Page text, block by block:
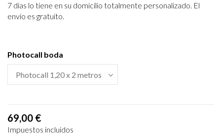
7 días lo tiene en su domicilio totalmente personalizado. El
envío es gratuito.
Photocall boda
69,00 €
Impuestos incluidos